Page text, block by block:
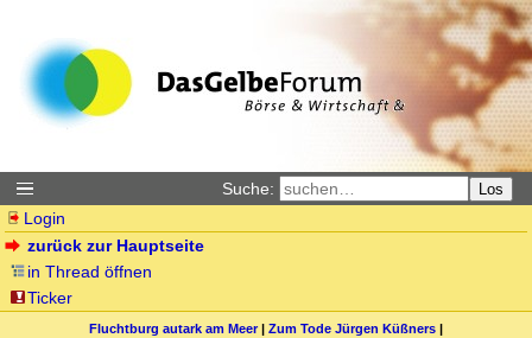
Suche: Los
Login
zurück zur Hauptseite
in Thread öffnen
Ticker
Fluchtburg autark am Meer| Zum Tode Jürgen Küßners |